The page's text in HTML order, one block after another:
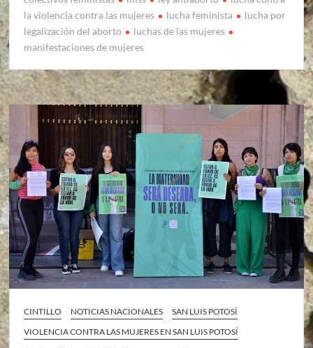
la violencia contra las mujeres
lucha feminista
lucha por
legalización del aborto
luchas de las mujeres
manifestaciones de mujeres
CINTILLO NOTICIAS NACIONALES
SAN LUIS POTOSÍ
VIOLENCIA CONTRA LAS MUJERES EN SAN LUIS POTOSÍ